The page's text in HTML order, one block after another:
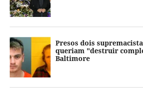
Presos dois
queriam "destruir
Baltimore